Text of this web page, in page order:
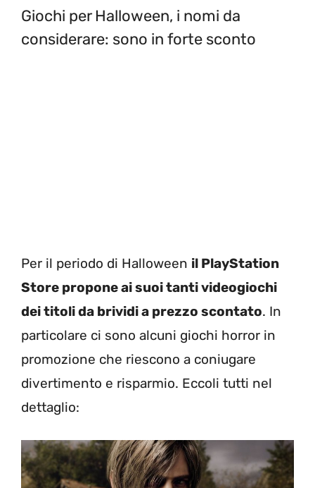
Giochi per Halloween, i nomi da
considerare: sono in forte sconto
Per il periodo di Halloween il PlayStation
Store propone ai suoi tanti videogiochi
dei titoli da brividi a prezzo scontato. In
particolare ci sono alcuni giochi horror in
promozione che riescono a coniugare
divertimento e risparmio. Eccoli tutti nel
dettaglio: